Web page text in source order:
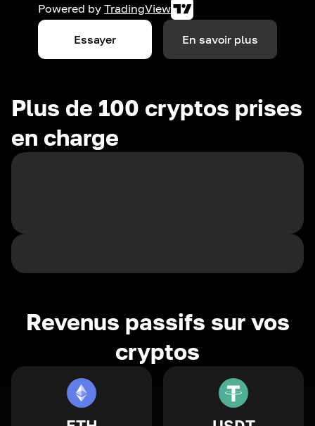
Powered by TradingView
Essayer En savoir plus
Plus de 100 cryptos prises
en charge
Revenus passifs sur vos
cryptos